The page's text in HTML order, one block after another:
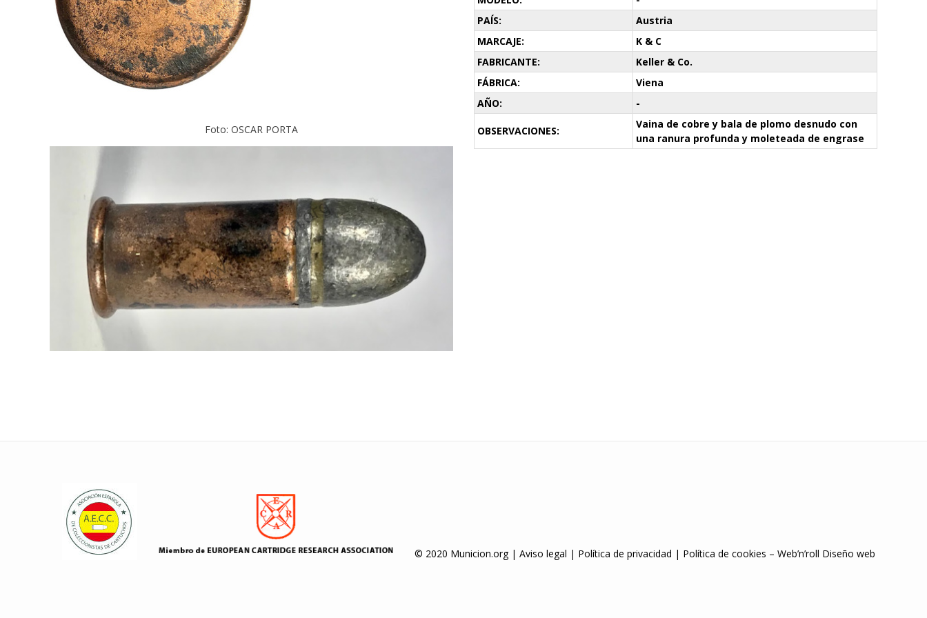
Foto: OSCAR PORTA
PAÍS:
Austria
MARCAJE:
K & C
FABRICANTE:
Keller & Co.
FÁBRICA:
Viena
AÑO:
-
OBSERVACIONES:
Vaina de cobre y bala de plomo desnudo con
una ranura profunda y moleteada de engrase
© 2020 Municion.org | Aviso legal | Política de privacidad | Política de cookies – Web’n’roll Diseño web